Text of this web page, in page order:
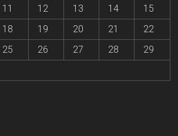
11 12 13 14
15
18 19 20 21
22
25 26 27 28
29